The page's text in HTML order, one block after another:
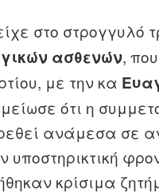
στο στρογγυλό
ασθενών,
με την κα
ότι η
ανάμεσα σε
κρίσιμα